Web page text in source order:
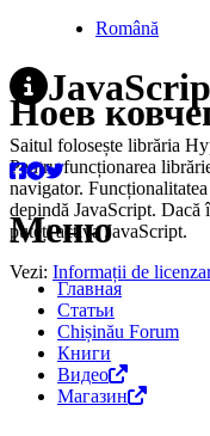
Română
Saitul folosește librăria
Pentru funcționarea
navigator.
depindă JavaScript. Dacă
puteți activa JavaScript.
Vezi: Informații de
Ноев
Меню
Главная
Статьи
Chișinău Forum
Книги
Видео
Магазин